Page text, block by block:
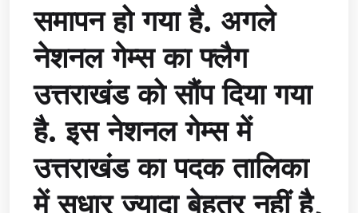
समापन हो गया है. अगले
नेशनल गेम्स का फ्लैग
उत्तराखंड को सौंप दिया गया
है. इस नेशनल गेम्स में
उत्तराखंड का पदक तालिका